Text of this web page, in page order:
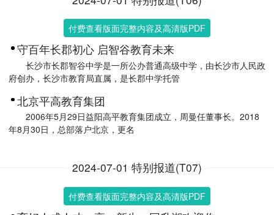
付费查看版面完整内容及高清版PDF
守百年长郡初心 启智谷教育未来
长沙市长郡智谷中学是一所公办普通高级中学，由长沙市人民政
府创办，长沙市教育局直属，是长郡中学托管
北京平高教育集团
2006年5月29日益阳高平教育集团成立，周曼任董事长。2018
年8月30日，总部落户北京，更名
2024-07-01 特别报道(T07)
付费查看版面完整内容及高清版PDF